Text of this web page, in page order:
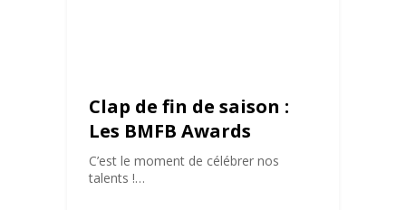
Clap de fin de saison :
Les BMFB Awards
débarquent ! – Annulé
C’est le moment de célébrer nos
talents !…